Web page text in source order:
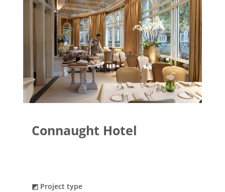
Connaught Hotel
◩ Project type